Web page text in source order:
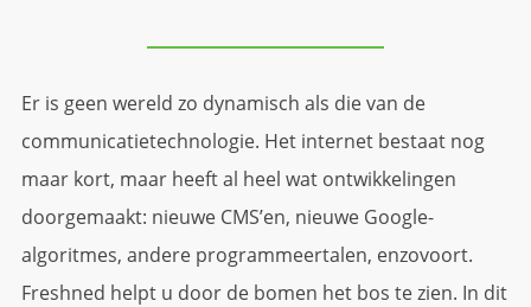
Er is geen wereld zo dynamisch als die van de
communicatietechnologie. Het internet bestaat nog
maar kort, maar heeft al heel wat ontwikkelingen
doorgemaakt: nieuwe CMS’en, nieuwe Google-
algoritmes, andere programmeertalen, enzovoort.
Freshned helpt u door de bomen het bos te zien. In dit